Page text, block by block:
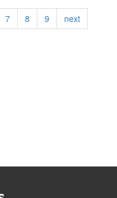
Page
7 Page
8 Page
9
Next
page
next